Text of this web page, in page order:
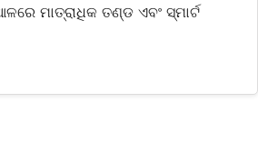
ମାତ୍ରାଧିକ ତଣ୍ଡ ଏବଂ ସ୍ମାର୍ଟ